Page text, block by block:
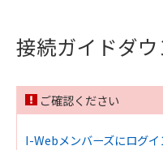
接続ガイドダ
ご確認ください
I-Webメンバーズにログイ